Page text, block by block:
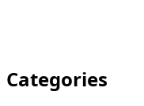
Categories